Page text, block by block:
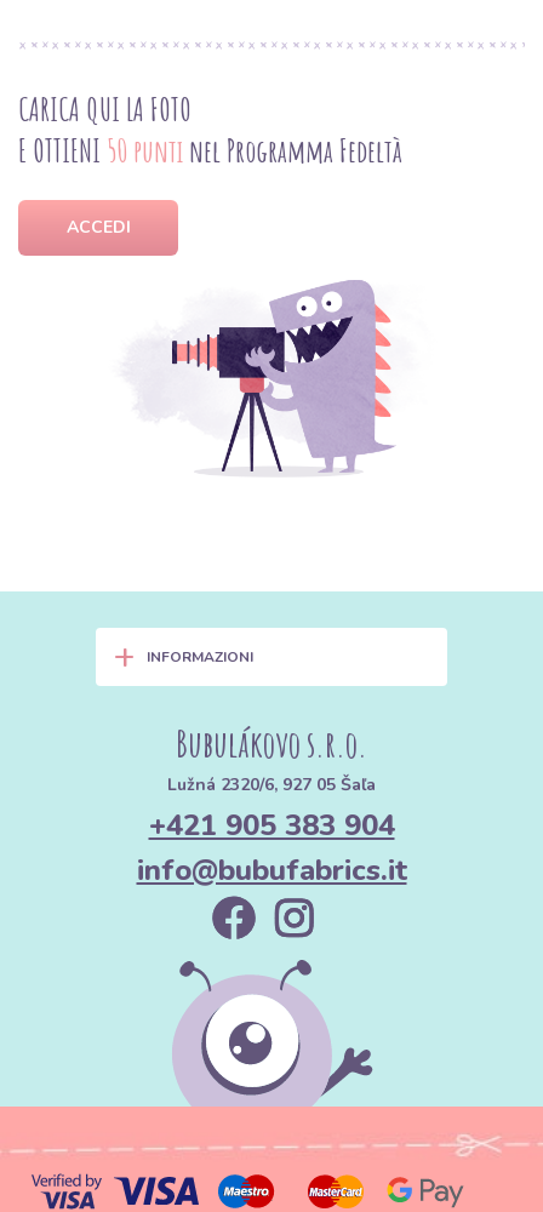
CARICA QUI LA FOTO
E OTTIENI 50 punti nel Programma Fedeltà
ACCEDI
+ INFORMAZIONI
Bubulákovo s.r.o.
Lužná 2320/6, 927 05 Šaľa
+421 905 383 904
info@bubufabrics.it